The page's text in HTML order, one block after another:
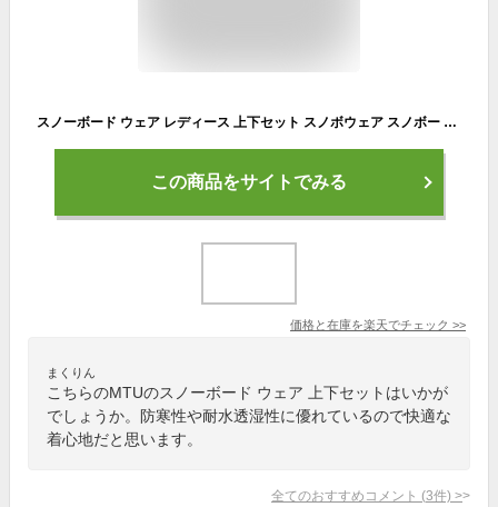
スノーボード ウェア レディース 上下セット スノボウェア スノボー スキー ジャケット パンツ セットアップ MTU エムティーユー 全8色3サイズ ユニセックス ジュニア 小さい 大きいサイズ M/L/XL 2024-25
この商品をサイトでみる
価格と在庫を楽天でチェック >>
まくりん
こちらのMTUのスノーボード ウェア 上下セットはいかが
でしょうか。防寒性や耐水透湿性に優れているので快適な
着心地だと思います。
全てのおすすめコメント (3件) >